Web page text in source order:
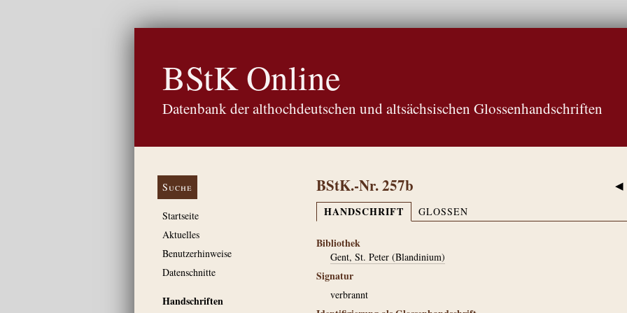
BStK Online
Datenbank der althochdeutschen und altsächsischen Glossenhandschriften
Suche
Startseite
Aktuelles
Benutzerhinweise
Datenschnitte
Handschriften
◀
BStK.-Nr. 257b
HANDSCHRIFT GLOSSEN
Bibliothek
Gent, St. Peter (Blandinium)
Signatur
verbrannt